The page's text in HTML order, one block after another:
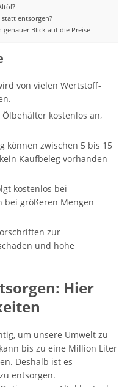
entsorgen?
genauer Blick auf die Preise
von vielen Wertstoff-
kostenlos an,
können zwischen 5 bis 15
Kaufbeleg vorhanden
kostenlos bei
bei größeren Mengen
zur
und hohe
Hier
um unsere Umwelt zu
bis zu eine Million Liter
Deshalb ist es
entsorgen.